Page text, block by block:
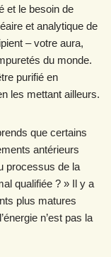
et le besoin de
et analytique de
– votre aura,
du monde.
purifié en
les mettant ailleurs.
que certains
antérieurs
processus de la
qualifiée ? » Il y a
plus matures
n’est pas la